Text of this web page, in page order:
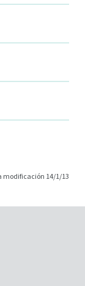
modificación 14/1/13